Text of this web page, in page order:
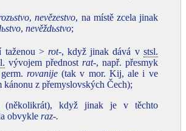
,nevězestvo, na místě zcela jinak
, nevěždьstvo;
taženou > rot‑, když jinak dává v stsl.
vývojem přednost rat‑, např. přesmyk
rovanije (tak v mor. Kij, ale i ve
kánonu z přemyslovských Čech);
když jinak je v těchto
obvykle raz‑.